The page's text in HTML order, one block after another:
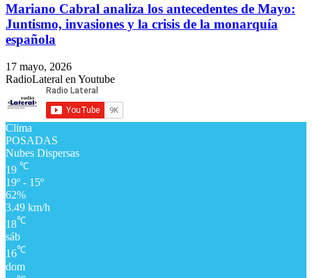
Mariano Cabral analiza los antecedentes de Mayo:
Juntismo, invasiones y la crisis de la monarquía
española
17 mayo, 2026
RadioLateral en Youtube
Clima
POSADAS
Nubes Dispersas
19 ℃
19º - 15º
62%
3.49 km/h
18℃
sáb
16℃
dom